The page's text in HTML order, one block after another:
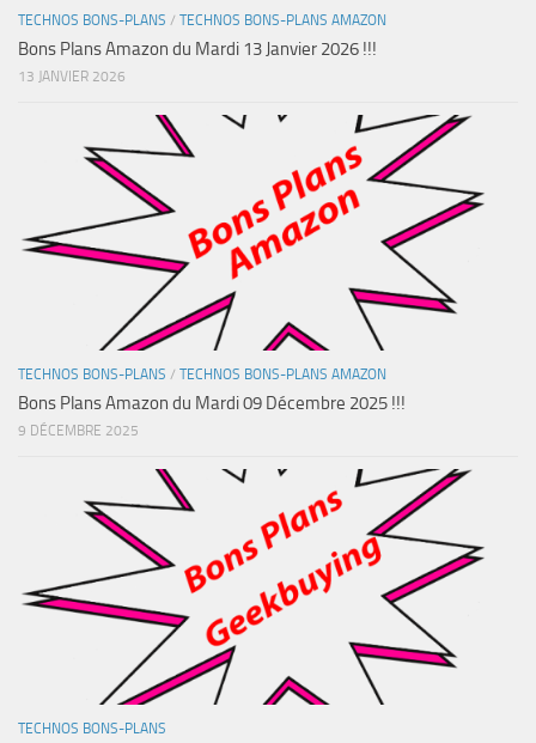
TECHNOS BONS-PLANS / TECHNOS BONS-PLANS AMAZON
Bons Plans Amazon du Mardi 13 Janvier 2026 !!!
13 JANVIER 2026
TECHNOS BONS-PLANS / TECHNOS BONS-PLANS AMAZON
Bons Plans Amazon du Mardi 09 Décembre 2025 !!!
9 DÉCEMBRE 2025
TECHNOS BONS-PLANS